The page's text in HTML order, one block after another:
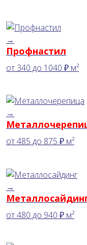
→
Профнастил
от 340 до 1040 ₽ м²
→
от485 до 875 ₽ м²
→
от480 до 940 ₽ м²